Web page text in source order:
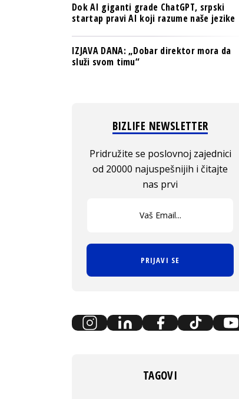
Dok AI giganti grade ChatGPT, srpski
startap pravi AI koji razume naše jezike
IZJAVA DANA: „Dobar direktor mora da
služi svom timu“
BIZLIFE NEWSLETTER
Pridružite se poslovnoj zajednici
od 20000 najuspešnijih i čitajte
nas prvi
PRIJAVI SE
TAGOVI